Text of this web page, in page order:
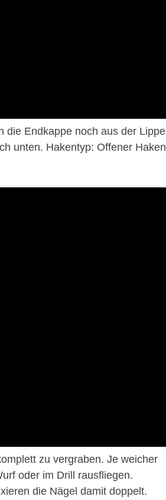
die Endkappe noch aus der Lippe
unten. Hakentyp: Offener Haken
zu vergraben. Je weicher
oder im Drill rausfliegen.
die Nägel damit doppelt.